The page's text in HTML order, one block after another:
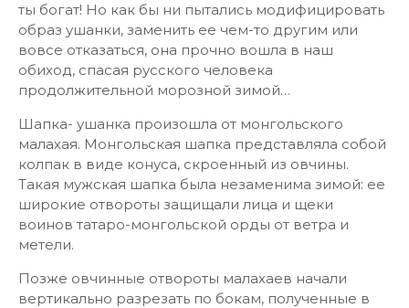
ты богат! Но как бы ни пытались модифицировать
образ ушанки, заменить ее чем-то другим или
вовсе отказаться, она прочно вошла в наш
обиход, спасая русского человека
продолжительной морозной зимой…
Шапка- ушанка произошла от монгольского
малахая. Монгольская шапка представляла собой
колпак в виде конуса, скроенный из овчины.
Такая мужская шапка была незаменима зимой: ее
широкие отвороты защищали лица и щеки
воинов татаро-монгольской орды от ветра и
метели.
Позже овчинные отвороты малахаев начали
вертикально разрезать по бокам, полученные в